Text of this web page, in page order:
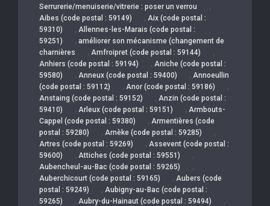
Serrurerie/menuiserie/vitrerie : poser un verrou
,
Aibes (code postal : 59149) , Aix (code postal :
59310)
, Allennes-les-Marais (code postal :
59251)
, améliorer son mécanisme (changement de
charnières
, Amfroipret (code postal : 59144) ,
Anhiers (code postal : 59194) , Aniche (code postal :
59580)
, Anneux (code postal : 59400) , Annoeullin
(code postal : 59112)
, Anor (code postal : 59186) ,
Anstaing (code postal : 59152) , Anzin (code postal :
59410)
, Arleux (code postal : 59151) , Armbouts-
Cappel (code postal : 59380)
, Armentières (code
postal : 59280)
, Arnèke (code postal : 59285) ,
Artres (code postal : 59269) , Assevent (code postal :
59600)
, Attiches (code postal : 59551) ,
Aubencheul-au-Bac (code postal : 59265) ,
Auberchicourt (code postal : 59165) , Aubers (code
postal : 59249)
, Aubigny-au-Bac (code postal :
59265)
, Aubry-du-Hainaut (code postal : 59494) ,